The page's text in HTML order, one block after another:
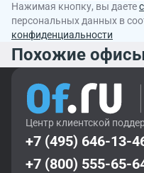
Нажимая кнопку, вы даете
персональных данных в
конфиденциальности
Похожие
Центр клиентской
+7 (495) 646-13-
+7 (800) 555-65-